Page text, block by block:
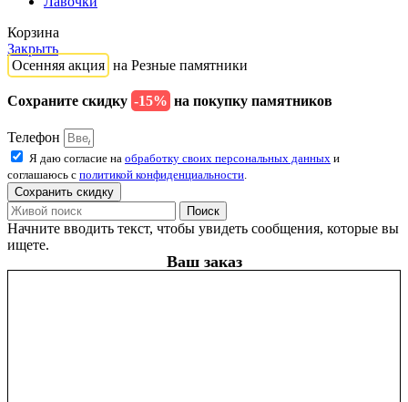
Корзина
Закрыть
Осенняя акция на Резные памятники
Сохраните скидку -15% на покупку памятников
Телефон
Я даю согласие на обработку своих персональных данных и
соглашаюсь с политикой конфиденциальности.
Сохранить скидку
Поиск
Начните вводить текст, чтобы увидеть сообщения, которые вы
ищете.
Ваш заказ